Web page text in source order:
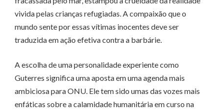
vivida pelas crianças refugiadas. A compaixão que o
mundo sente por essas vítimas inocentes deve ser
traduzida em ação efetiva contra a barbárie.
A escolha de uma personalidade experiente como
Guterres significa uma aposta em uma agenda mais
ambiciosa para ONU. Ele tem sido umas das vozes mais
enfáticas sobre a calamidade humanitária em curso na